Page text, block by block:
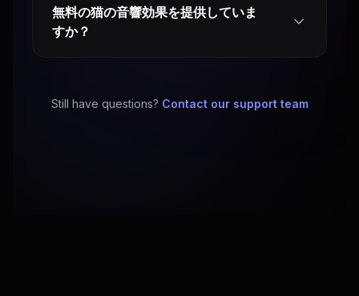
無料の猫の音響効果を提供していま
すか？
Still have questions? Contact our support team